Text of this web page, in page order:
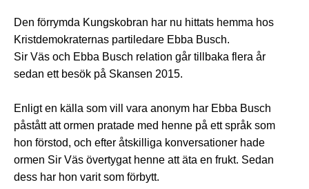
Den förrymda Kungskobran har nu hittats hemma hos
Kristdemokraternas partiledare Ebba Busch.
Sir Väs och Ebba Busch relation går tillbaka flera år
sedan ett besök på Skansen 2015.
Enligt en källa som vill vara anonym har Ebba Busch
påstått att ormen pratade med henne på ett språk som
hon förstod, och efter åtskilliga konversationer hade
ormen Sir Väs övertygat henne att äta en frukt. Sedan
dess har hon varit som förbytt.